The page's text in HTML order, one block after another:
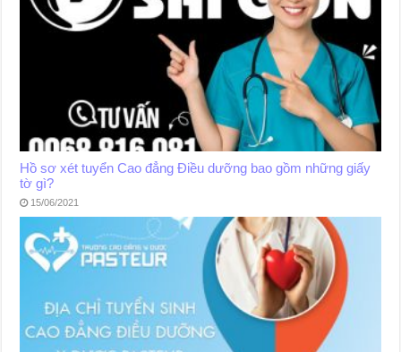
Hồ sơ xét tuyển Cao đẳng Điều dưỡng bao gồm những giấy
tờ gì?
15/06/2021